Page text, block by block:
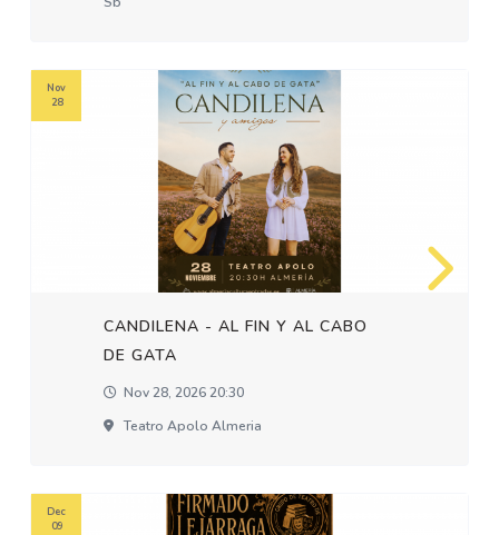
CANDILENA - AL FIN Y AL CABO
DE GATA
Nov 28, 2026 20:30
Teatro Apolo Almeria
Nov
28
Dec
09